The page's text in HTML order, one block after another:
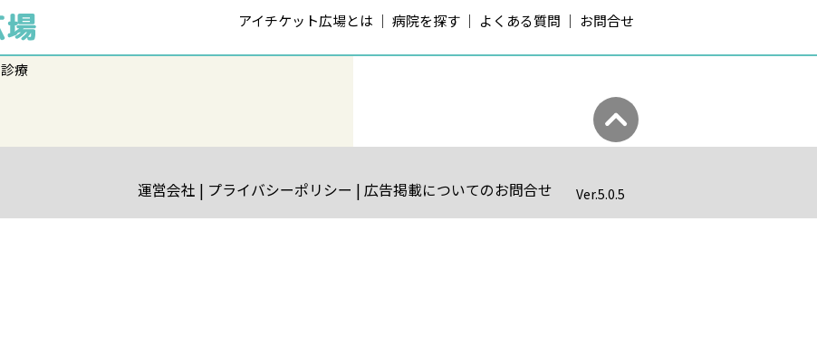
アイチケット広場とは 病院を探す よくある質問 お問合せ
診療
運営会社 プライバシーポリシー 広告掲載についてのお問合せ Ver.5.0.5